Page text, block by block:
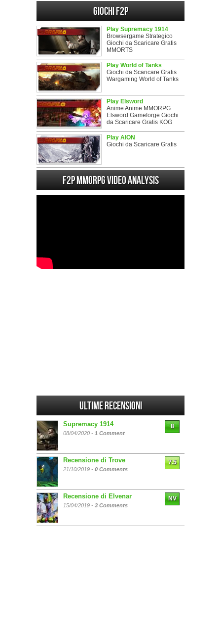
Giochi F2P
Play Supremacy 1914
Browsergame Strategico
Giochi da Scaricare Gratis
MMORTS
Play World of Tanks
Giochi da Scaricare Gratis
Wargaming World of Tanks
Play Elsword
Anime Anime MMORPG
Elsword Gameforge Giochi
da Scaricare Gratis KOG
Play AION
Giochi da Scaricare Gratis
F2P MMORPG Video analysis
Ultime Recensioni
Supremacy 1914
08/04/2020 - 1 Comment
8
Recensione di Trove
21/10/2019 - 0 Comments
7.5
Recensione di Elvenar
15/04/2019 - 3 Comments
NV